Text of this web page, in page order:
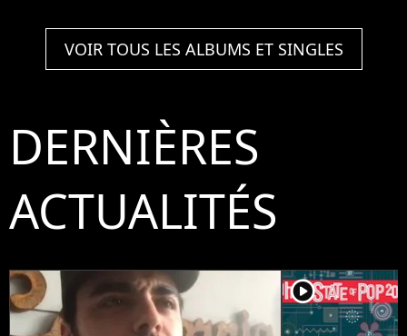
VOIR TOUS LES ALBUMS ET SINGLES
DERNIÈRES
ACTUALITÉS
player2